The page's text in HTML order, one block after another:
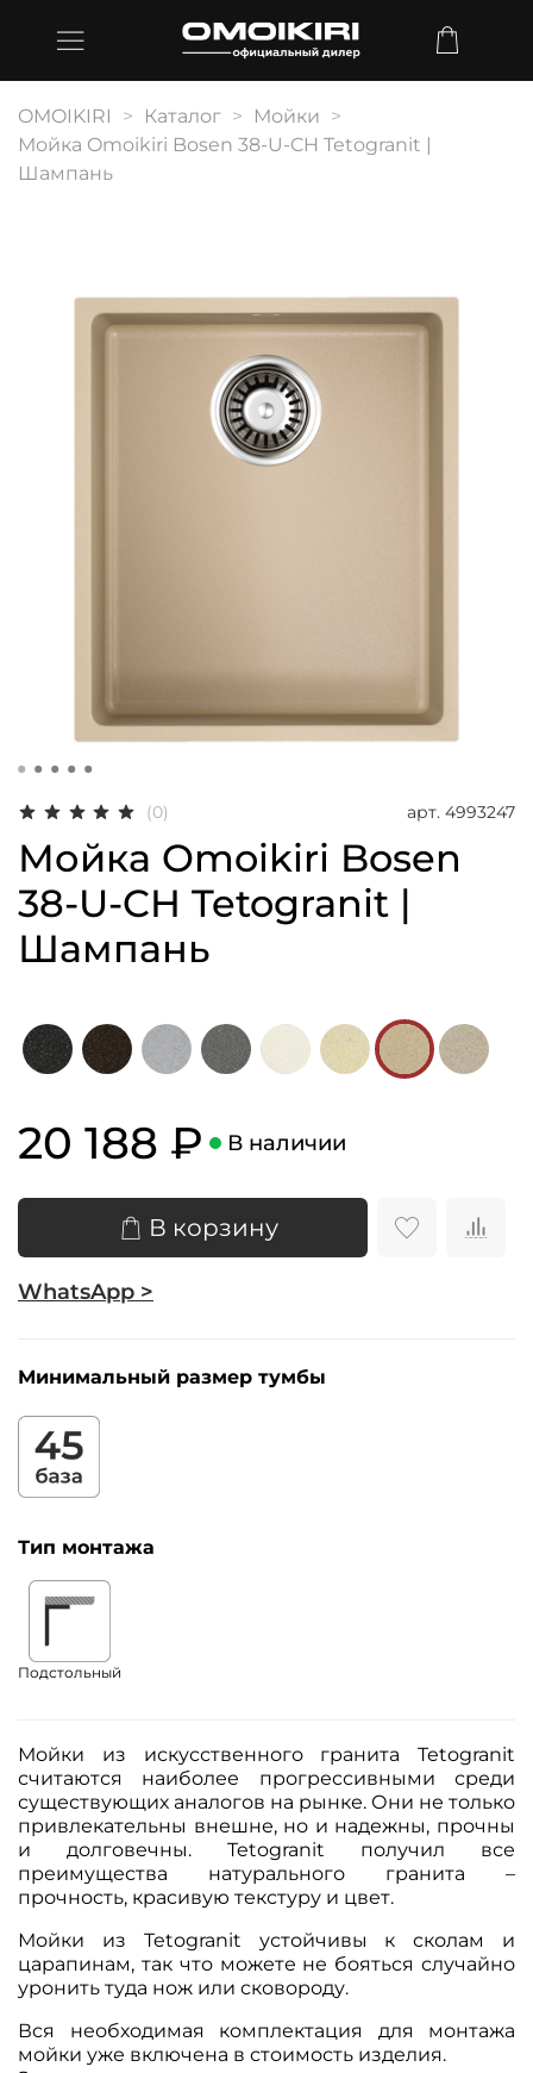
OMOIKIRI Каталог
Мойки
Мойка Omoikiri Bosen 38-U-CH Tetogranit |
Шампань
(0) арт. 4993247
Мойка Omoikiri Bosen
38-U-CH Tetogranit |
Шампань
20 188 ₽ В наличии
В корзину
WhatsApp >
Минимальный размер тумбы
Тип монтажа
Подстольный
Мойки из искусственного гранита Tetogranit
считаются наиболее прогрессивными среди
существующих аналогов на рынке. Они не только
привлекательны внешне, но и надежны, прочны
и долговечны. Tetogranit получил все
преимущества натурального гранита –
прочность, красивую текстуру и цвет.
Мойки из Tetogranit устойчивы к сколам и
царапинам, так что можете не бояться случайно
уронить туда нож или сковороду.
Вся необходимая комплектация для монтажа
мойки уже включена в стоимость изделия.